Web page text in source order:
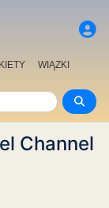
WIĄZKI
Channel